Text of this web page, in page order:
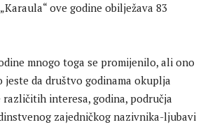
ove godine obilježava 83
mnogo toga se promijenilo, ali ono
da društvo godinama okuplja
interesa, godina, područja
zajedničkog nazivnika-ljubavi